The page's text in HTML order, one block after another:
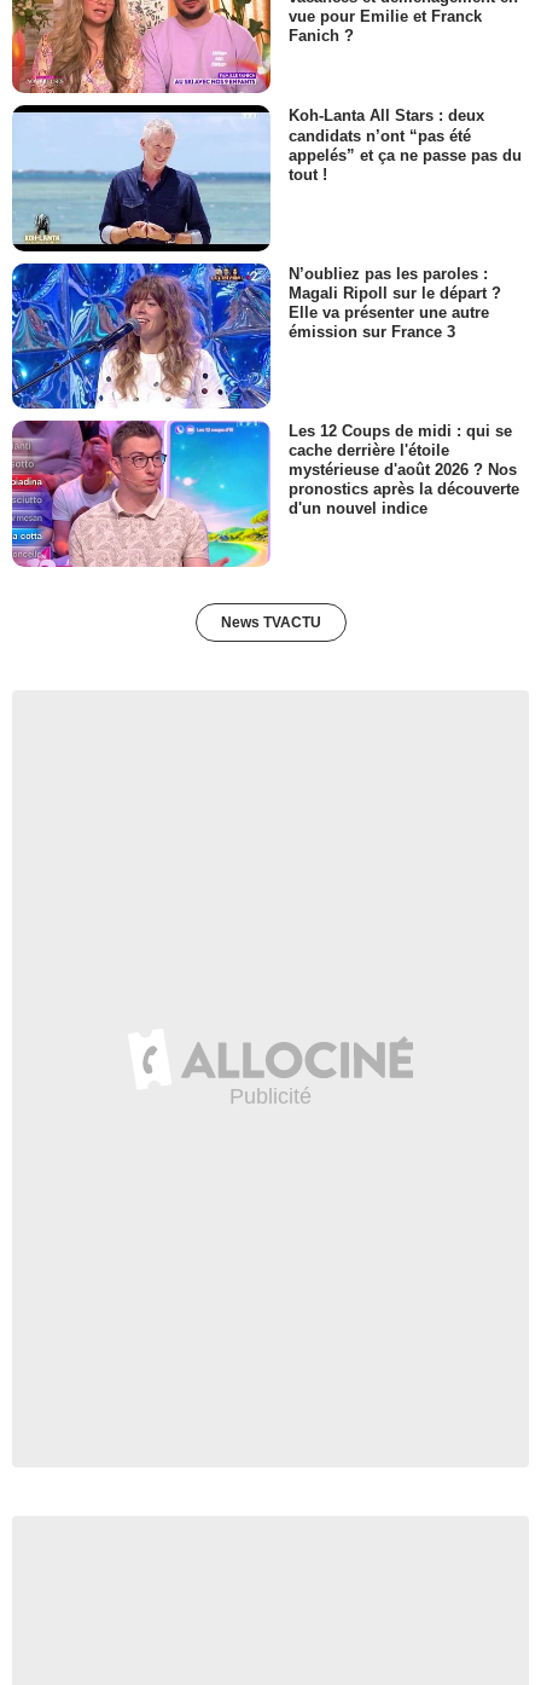
vue pour Emilie et Franck
Fanich ?
Koh-Lanta All Stars : deux
candidats n’ont “pas été
appelés” et ça ne passe pas du
tout !
N’oubliez pas les paroles :
Magali Ripoll sur le départ ?
Elle va présenter une autre
émission sur France 3
Les 12 Coups de midi : qui se
cache derrière l'étoile
mystérieuse d'août 2026 ? Nos
pronostics après la découverte
d'un nouvel indice
News TVACTU